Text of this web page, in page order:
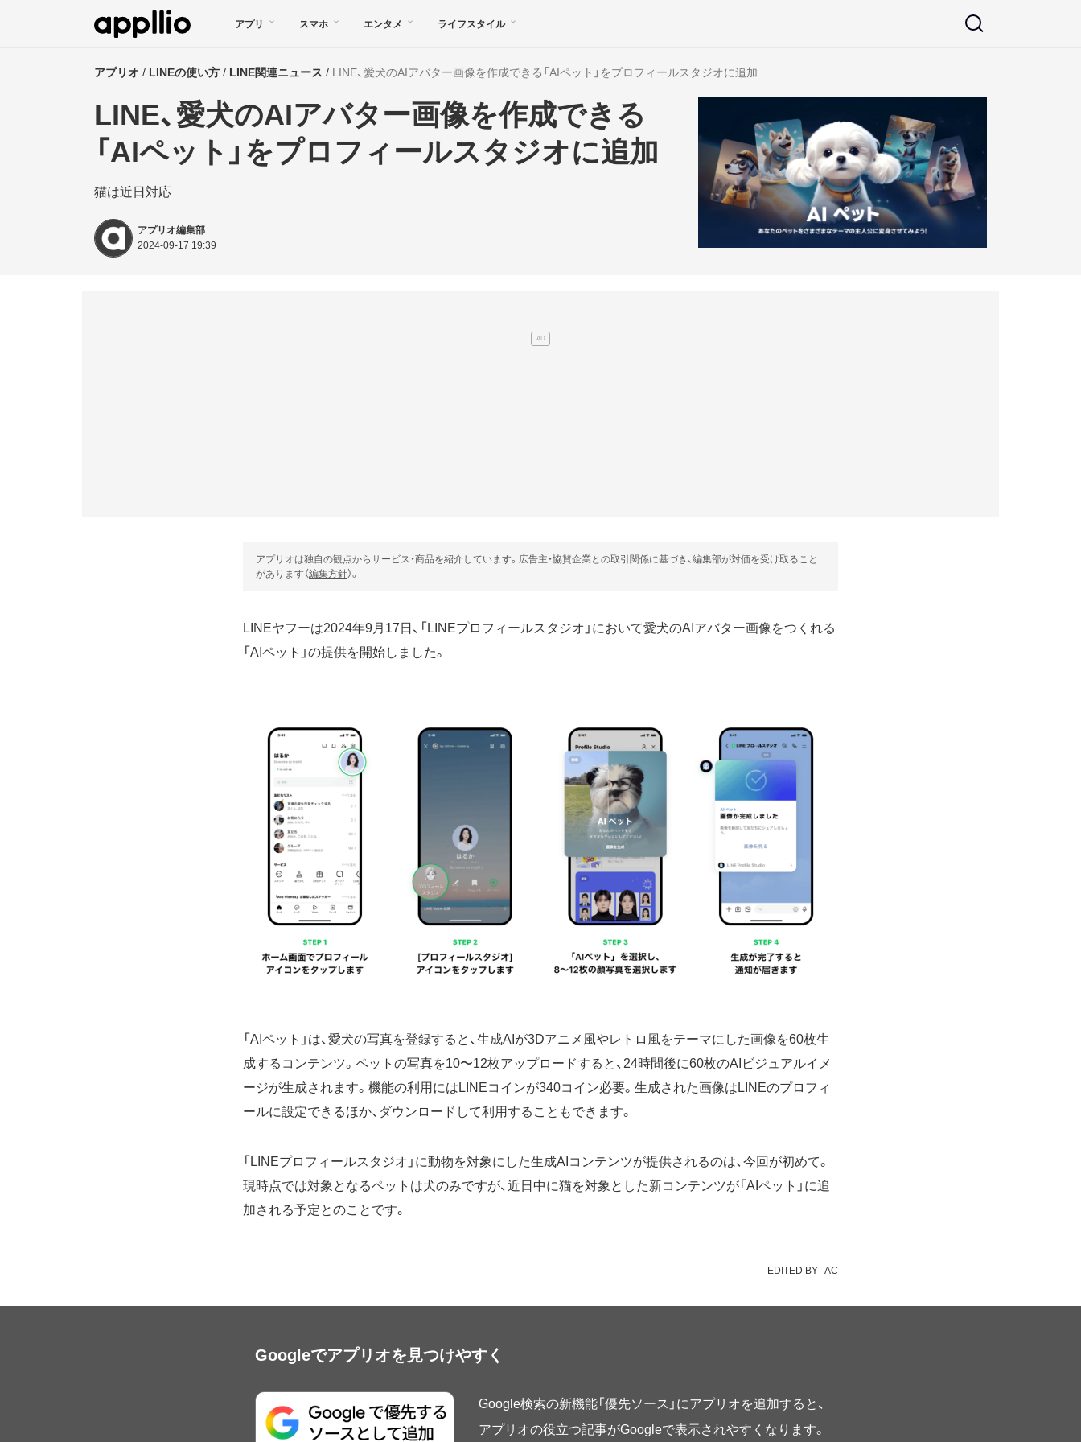
アプリ スマホ エンタメ ライフスタイル
アプリオ LINEの使い方 LINE関連ニュース LINE、愛犬のAIアバター画像を作成できる「AIペット」をプロフィールスタジオに追加
LINE、愛犬のAIアバター画像を作成できる
「AIペット」をプロフィールスタジオに追加
猫は近日対応
アプリオ編集部
2024-09-17 19:39
アプリオは独自の観点からサービス・商品を紹介しています。広告主・協賛企業との取引関係に基づき、編集部が対価を受け取ること
があります（編集方針）。
LINEヤフーは2024年9月17日、「LINEプロフィールスタジオ」において愛犬のAIアバター画像をつくれる
「AIペット」の提供を開始しました。
「AIペット」は、愛犬の写真を登録すると、生成AIが3Dアニメ風やレトロ風をテーマにした画像を60枚生
成するコンテンツ。ペットの写真を10〜12枚アップロードすると、24時間後に60枚のAIビジュアルイメ
ージが生成されます。機能の利用にはLINEコインが340コイン必要。生成された画像はLINEのプロフィ
ールに設定できるほか、ダウンロードして利用することもできます。
「LINEプロフィールスタジオ」に動物を対象にした生成AIコンテンツが提供されるのは、今回が初めて。
現時点では対象となるペットは犬のみですが、近日中に猫を対象とした新コンテンツが「AIペット」に追
加される予定とのことです。
EDITED BY AC
Googleでアプリオを見つけやすく
Google検索の新機能「優先ソース」にアプリオを追加すると、
アプリオの役立つ記事がGoogleで表示されやすくなります。